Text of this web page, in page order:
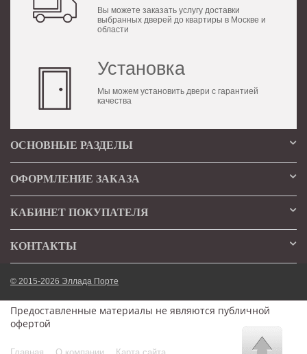
Вы можете заказать услугу доставки
выбранных дверей до квартиры в Москве и
области
Установка
Мы можем установить двери с гарантией
качества
ОСНОВНЫЕ РАЗДЕЛЫ
ОФОРМЛЕНИЕ ЗАКАЗА
КАБИНЕТ ПОКУПАТЕЛЯ
КОНТАКТЫ
© 2015-2026 Эллада Порте
Предоставленные материалы не являются публичной
офертой